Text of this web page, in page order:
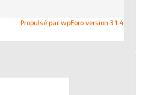
Propulsé par wpForo version 3.1.4